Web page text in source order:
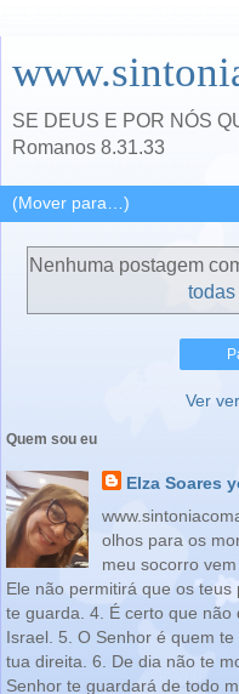
SE DEUS E POR NÓS
Romanos 8.31.33
Nenhuma postagem
Ver
Quem sou eu
Elza Soares
olhos para os
meu socorro
Ele não permitirá que os
te guarda. 4. É certo que
Israel. 5. O Senhor é quem
tua direita. 6. De dia não te
Senhor te guardará de todo